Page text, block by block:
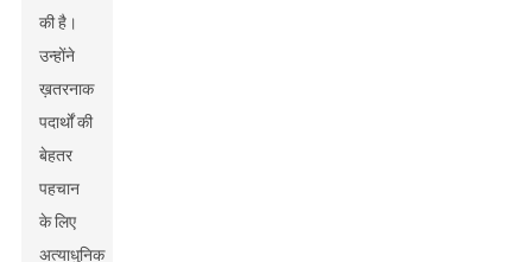
की है।
उन्होंने
ख़तरनाक
पदार्थों की
बेहतर
पहचान
के लिए
अत्याधुनिक